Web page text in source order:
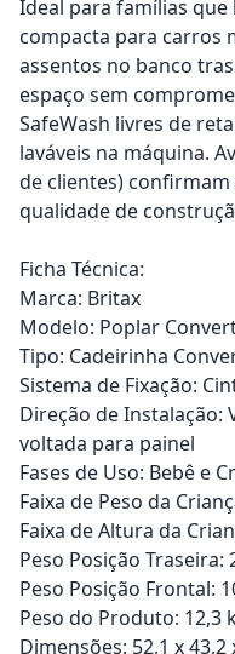
Ideal para famílias
compacta para carros
assentos no banco
espaço sem
SafeWash livres de
laváveis na máquina.
de clientes)
qualidade de
Ficha Técnica:
Marca: Britax
Modelo: Poplar
Tipo: Cadeirinha
Sistema de Fixação:
Direção de
voltada para painel
Fases de Uso: Bebê e
Faixa de Peso da
Faixa de Altura da
Peso Posição Traseira:
Peso Posição Frontal:
Peso do Produto: 12,3
Dimensões: 52,1 x